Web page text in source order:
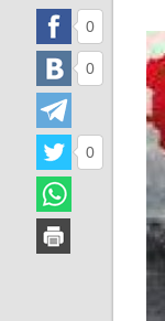
0
0
0